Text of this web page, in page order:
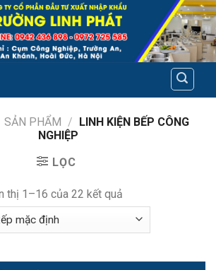
SẢN PHẨM / LINH KIỆN BẾP CÔNG
NGHIỆP
LỌC
thị 1–16 của 22 kết quả